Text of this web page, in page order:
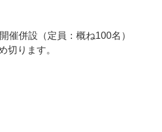
催併設（定員：概ね100名）
切ります。